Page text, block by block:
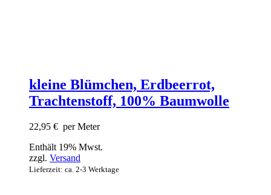
kleine Blümchen, Erdbeerrot,
Trachtenstoff, 100% Baumwolle
22,95 € per Meter
Enthält 19% Mwst.
zzgl. Versand
Lieferzeit: ca. 2-3 Werktage